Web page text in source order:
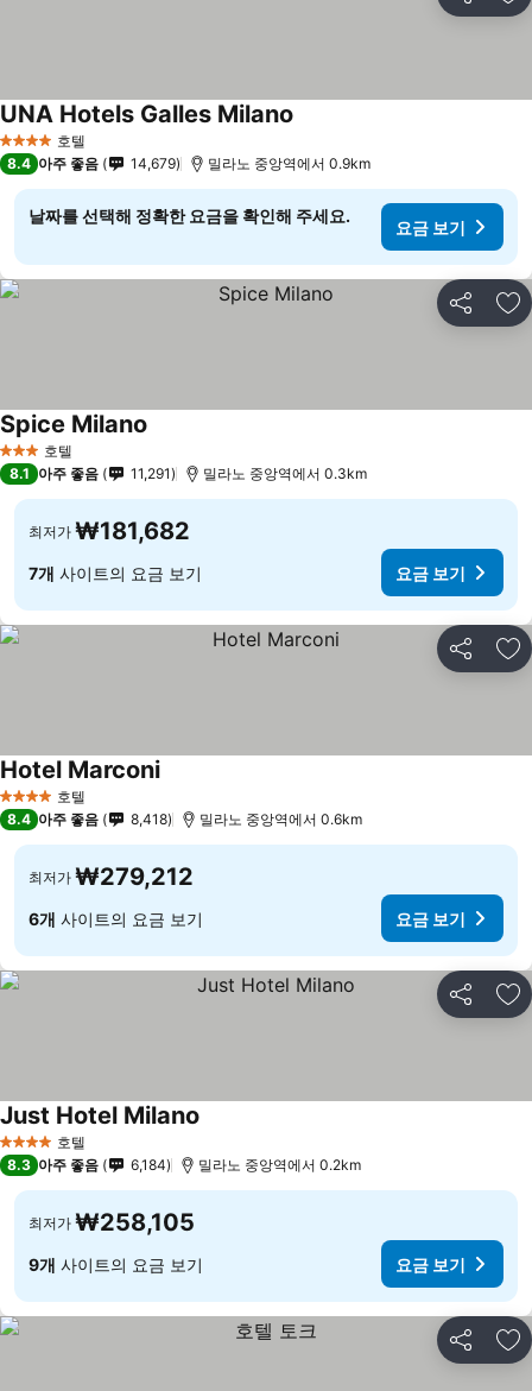
즐
4 성급 호텔
UNA Hotels Galles Milano
8.4 아주 좋음 14,679 밀라노 중앙역에서 0.9km
날짜를 선택해 정확한 요금을 확인해 주세요.
요금 보기
공유 즐
3 성급 호텔
Spice Milano
8.1 아주 좋음 11,291 밀라노 중앙역에서 0.3km
최저가 ₩181,682
7개 사이트의 요금 보기 요금 보기
공유 즐
4 성급 호텔
Hotel Marconi
8.4 아주 좋음 8,418 밀라노 중앙역에서 0.6km
최저가 ₩279,212
6개 사이트의 요금 보기 요금 보기
공유 즐
4 성급 호텔
Just Hotel Milano
8.3 아주 좋음 6,184 밀라노 중앙역에서 0.2km
최저가 ₩258,105
9개 사이트의 요금 보기 요금 보기
공유 즐